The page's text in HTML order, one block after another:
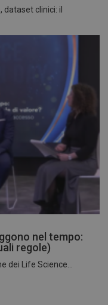
clinici: il
nel tempo:
regole)
dei Life Science...